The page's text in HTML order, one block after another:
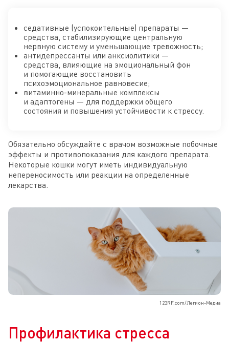
седативные (успокоительные) препараты —
средства, стабилизирующие центральную
нервную систему и уменьшающие тревожность;
антидепрессанты или анксиолитики —
средства, влияющие на эмоциональный фон
и помогающие восстановить
психоэмоциональное равновесие;
витаминно-минеральные комплексы
и адаптогены — для поддержки общего
состояния и повышения устойчивости к стрессу.
Обязательно обсуждайте с врачом возможные побочные
эффекты и противопоказания для каждого препарата.
Некоторые кошки могут иметь индивидуальную
непереносимость или реакции на определенные
лекарства.
123RF.com/Легион-Медиа
Профилактика стресса